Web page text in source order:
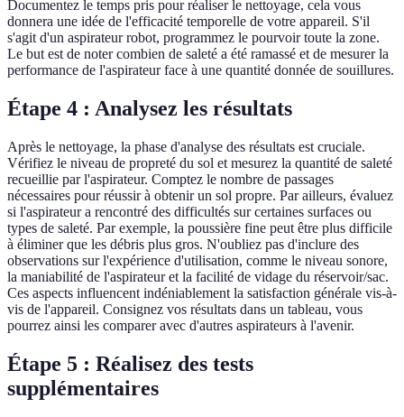
Documentez le temps pris pour réaliser le nettoyage, cela vous
donnera une idée de l'efficacité temporelle de votre appareil. S'il
s'agit d'un aspirateur robot, programmez le pourvoir toute la zone.
Le but est de noter combien de saleté a été ramassé et de mesurer la
performance de l'aspirateur face à une quantité donnée de souillures.
Étape 4 : Analysez les résultats
Après le nettoyage, la phase d'analyse des résultats est cruciale.
Vérifiez le niveau de propreté du sol et mesurez la quantité de saleté
recueillie par l'aspirateur. Comptez le nombre de passages
nécessaires pour réussir à obtenir un sol propre. Par ailleurs, évaluez
si l'aspirateur a rencontré des difficultés sur certaines surfaces ou
types de saleté. Par exemple, la poussière fine peut être plus difficile
à éliminer que les débris plus gros. N'oubliez pas d'inclure des
observations sur l'expérience d'utilisation, comme le niveau sonore,
la maniabilité de l'aspirateur et la facilité de vidage du réservoir/sac.
Ces aspects influencent indéniablement la satisfaction générale vis-à-
vis de l'appareil. Consignez vos résultats dans un tableau, vous
pourrez ainsi les comparer avec d'autres aspirateurs à l'avenir.
Étape 5 : Réalisez des tests
supplémentaires